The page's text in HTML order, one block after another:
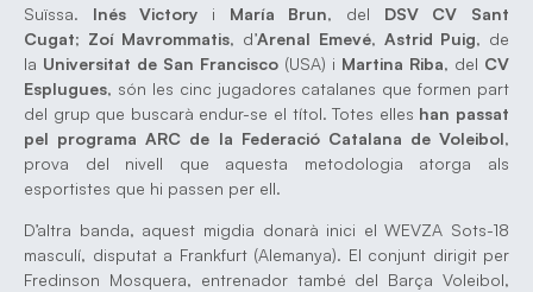
Suïssa. Inés Victory i María Brun, del DSV CV Sant
Cugat; Zoí Mavrommatis, d’Arenal Emevé, Astrid Puig, de
la Universitat de San Francisco (USA) i Martina Riba, del CV
Esplugues, són les cinc jugadores catalanes que formen part
del grup que buscarà endur-se el títol. Totes elles han passat
pel programa ARC de la Federació Catalana de Voleibol,
prova del nivell que aquesta metodologia atorga als
esportistes que hi passen per ell.
D’altra banda, aquest migdia donarà inici el WEVZA Sots-18
masculí, disputat a Frankfurt (Alemanya). El conjunt dirigit per
Fredinson Mosquera, entrenador també del Barça Voleibol,